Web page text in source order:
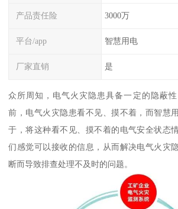
产品责任险 3000万
平台/app 智慧用电
厂家直销 是
众所周知，电气火灾隐患具备一定的隐蔽
前，电气火灾隐患看不见、摸不着，而智慧
于，将这种看不见、摸不着的电气安全状态
们感觉可以接收的信息，从而解决电气火灾
断而导致排查处理不及时的问题。